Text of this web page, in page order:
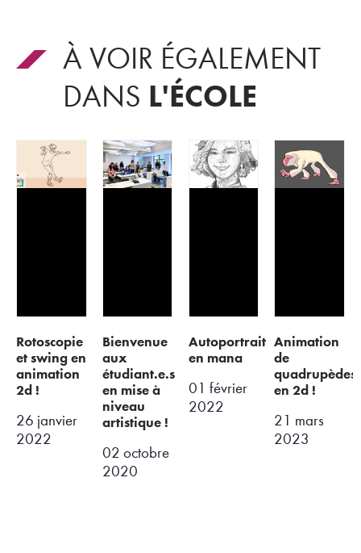
À VOIR ÉGALEMENT
DANS L'ÉCOLE
rotoscopie
et swing en
animation
2d !
26 janvier
2022
bienvenue
aux
étudiant.e.s
en mise à
niveau
artistique !
02 octobre
2020
autoportrait
en mana
01 février
2022
animation
de
quadrupèdes
en 2d !
21 mars
2023